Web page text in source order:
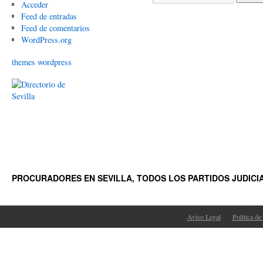
Acceder
Feed de entradas
Feed de comentarios
WordPress.org
themes wordpress
PROCURADORES EN SEVILLA, TODOS LOS PARTIDOS
Aviso Legal Política